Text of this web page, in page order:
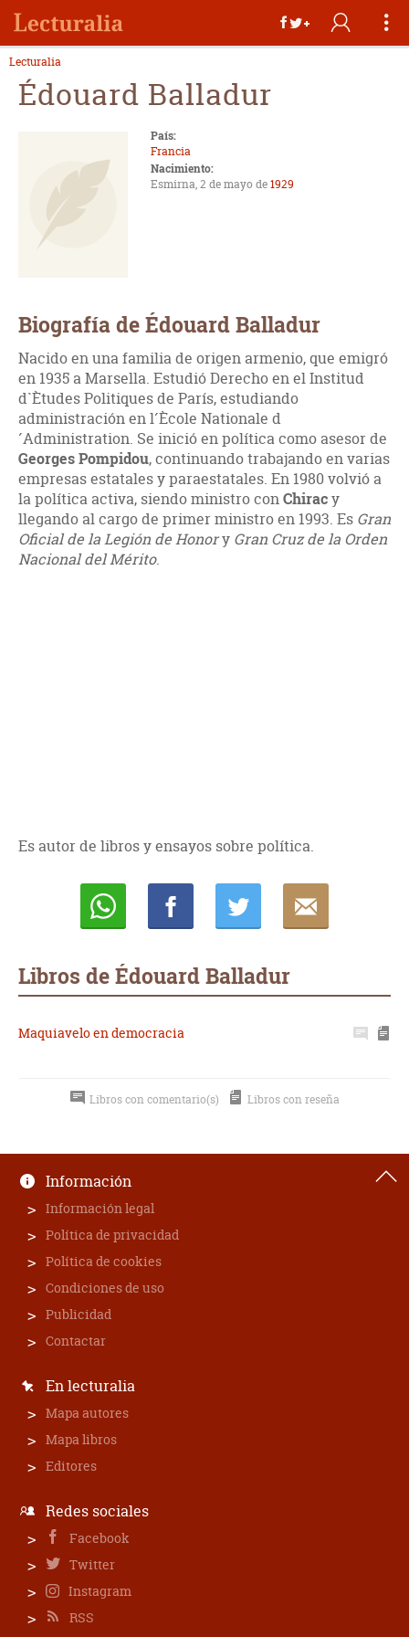
Lecturalia
Édouard Balladur
País:
Francia
Nacimiento:
Esmirna, 2 de mayo de1929
Biografía de Édouard Balladur
Nacido en una familia de origen armenio, que emigró
en 1935 a Marsella. Estudió Derecho en el Institud
d`Ètudes Politiques de París, estudiando
administración en l´Ècole Nationale d
´Administration. Se inició en política como asesor de
Georges Pompidou, continuando trabajando en varias
empresas estatales y paraestatales. En 1980 volvió a
la política activa, siendo ministro conChiracy
llegando al cargo de primer ministro en 1993. Es Gran
Oficial de la Legión de Honory Gran Cruz de la Orden
Nacional del Mérito.
Es autor de libros y ensayos sobre política.
Libros de Édouard Balladur
Maquiavelo en democracia
Libros con comentario(s) Libros con reseña
Información
Información legal
Política de privacidad
Política de cookies
Condiciones de uso
Publicidad
Contactar
En lecturalia
Mapa autores
Mapa libros
Editores
Redes sociales
Facebook
Twitter
Instagram
RSS